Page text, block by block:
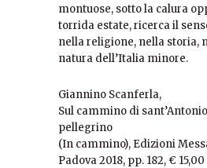
montuose, sotto la calura
torrida estate, ricerca il
nella religione, nella storia,
natura dell’Italia minore.
Giannino Scanferla,
Sul cammino di
pellegrino
(In cammino), Edizioni
Padova 2018, pp. 182, € 15,00